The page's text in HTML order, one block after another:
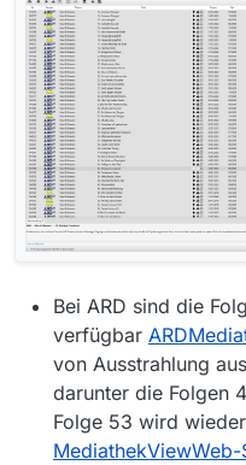
Bei ARD sind die
verfügbar
von Ausstrahlung
darunter die Folgen
Folge 53 wird
MediathekViewWeb-